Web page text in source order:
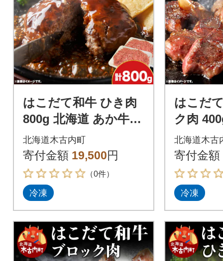
はこだて和牛 ひき肉
800g 北海道 あか牛
牛肉 ビーフ 赤身 国産
ハンバーグ 冷凍 グル
メ
北海道木古内町
寄付金額 19,500円
（0件）
冷凍
はこだ
ク肉
牛 牛肉
国産 北
北海道木古
寄付金額
冷凍